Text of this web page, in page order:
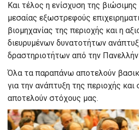
Και τέλος η ενίσχυση της βιώσιμης
μεσαίας εξωστρεφούς
βιομηχανίας της περιοχής και η
διευρυμένων δυνατοτήτων
δραστηριοτήτων από την
Όλα τα παραπάνω αποτελούν
για την ανάπτυξη της περιοχής
αποτελούν στόχους μας.